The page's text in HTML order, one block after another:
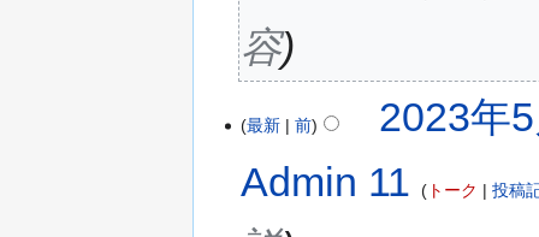
容
最新 前
2023年
Admin 11
トーク 投稿